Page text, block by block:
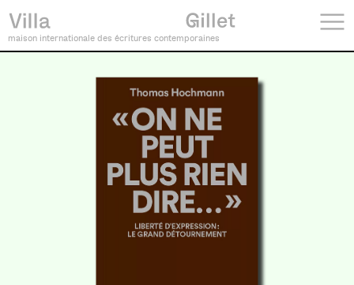
maison internationale des écritures contemporaines